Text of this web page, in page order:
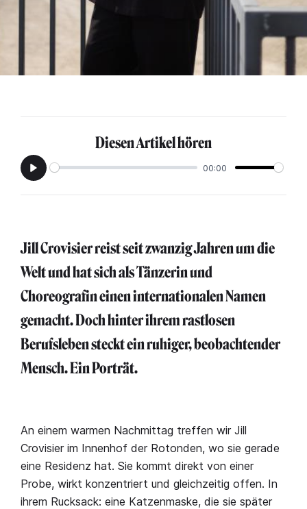
Diesen Artikel hören
Play
00:00
Jill Crovisier reist seit zwanzig Jahren um die
Welt und hat sich als Tänzerin und
Choreografin einen internationalen Namen
gemacht. Doch hinter ihrem rastlosen
Berufsleben steckt ein ruhiger, beobachtender
Mensch. Ein Porträt.
An einem warmen Nachmittag treffen wir Jill
Crovisier im Innenhof der Rotonden, wo sie gerade
eine Residenz hat. Sie kommt direkt von einer
Probe, wirkt konzentriert und gleichzeitig offen. In
ihrem Rucksack: eine Katzenmaske, die sie später